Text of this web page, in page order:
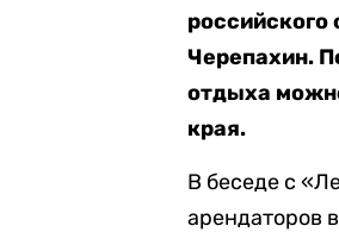
Черепахин.
отдыха
края.
В беседе с
арендаторов